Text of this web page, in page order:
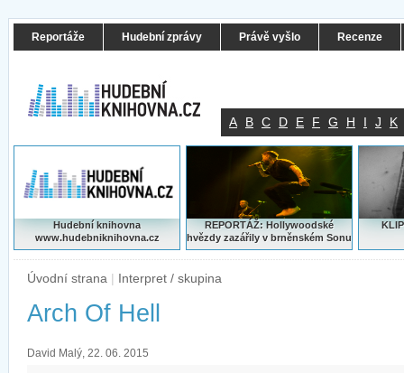
Reportáže Hudební zprávy Právě vyšlo Recenze
A B C D E F G H I J K
Hudební knihovna
www.hudebniknihovna.cz
REPORTÁŽ: Hollywoodské
hvězdy zazářily v brněnském Sonu
Úvodní strana | Interpret / skupina
Arch Of Hell
David Malý, 22. 06. 2015